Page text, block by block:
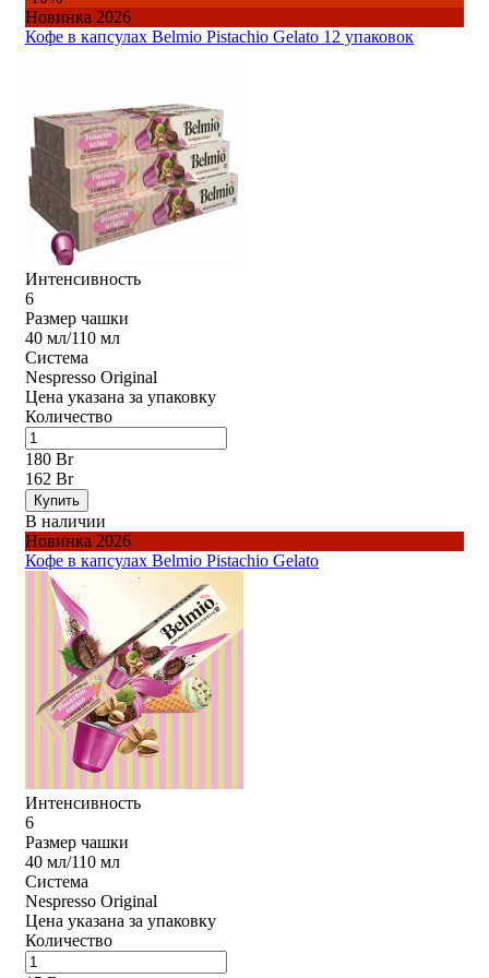
Новинка 2026
Кофе в капсулах Belmio Pistachio Gelato 12 упаковок
Интенсивность
6
Размер чашки
40 мл/110 мл
Система
Nespresso Original
Цена указана за упаковку
Количество
180 Br
162 Br
Купить
В наличии
Новинка 2026
Кофе в капсулах Belmio Pistachio Gelato
Интенсивность
6
Размер чашки
40 мл/110 мл
Система
Nespresso Original
Цена указана за упаковку
Количество